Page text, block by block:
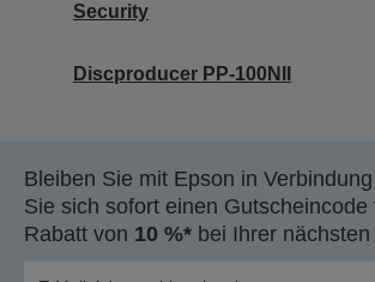
Security
Discproducer PP-100NII
Bleiben Sie mit Epson in
Sie sich sofort einen Gutscheincode
Rabatt von 10 %* bei Ihrer